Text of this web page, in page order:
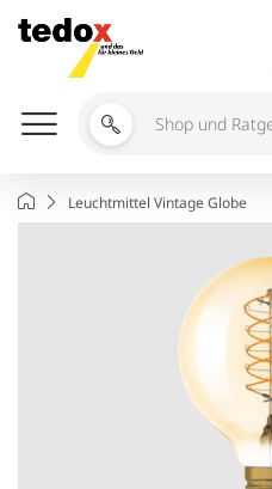
Inhalt
springen
Shop
durchsuchen
StartseiteLeuchtmittel Vintage Globe